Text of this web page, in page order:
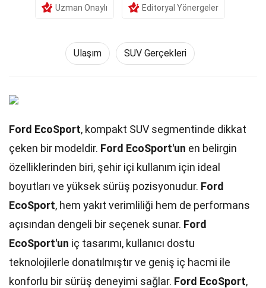
Uzman Onaylı Editoryal Yönergeler
Ulaşım SUV Gerçekleri
Ford EcoSport, kompakt SUV segmentinde dikkat
çeken bir modeldir. Ford EcoSport'un en belirgin
özelliklerinden biri, şehir içi kullanım için ideal
boyutları ve yüksek sürüş pozisyonudur. Ford
EcoSport, hem yakıt verimliliği hem de performans
açısından dengeli bir seçenek sunar. Ford
EcoSport'un iç tasarımı, kullanıcı dostu
teknolojilerle donatılmıştır ve geniş iç hacmi ile
konforlu bir sürüş deneyimi sağlar. Ford EcoSport,